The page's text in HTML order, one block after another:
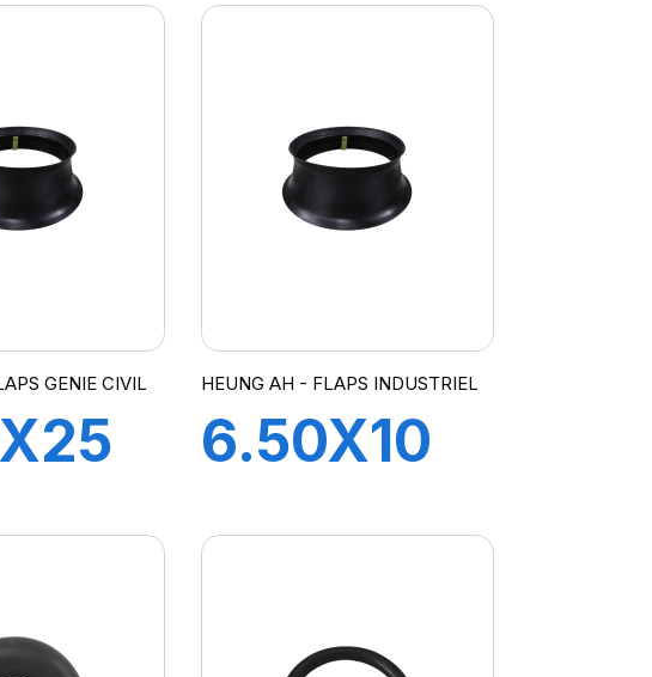
GENIE CIVIL HEUNG AH - FLAPS INDUSTRIEL
6.50X10